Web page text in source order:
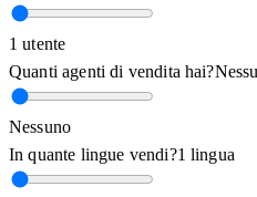
1 utente
Quanti agenti di vendita hai?
Nessuno
In quante lingue vendi?1 lingua